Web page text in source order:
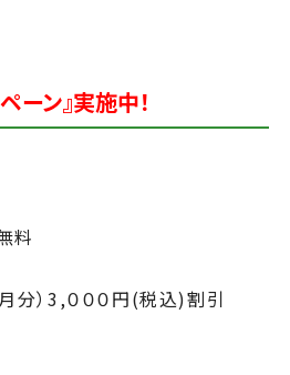
ーン』実施中！
料
分）3,０００円(税込)割引